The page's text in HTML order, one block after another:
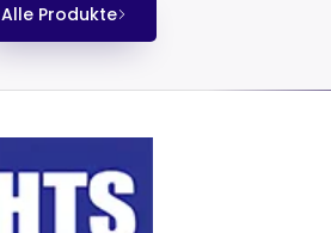
Alle Produkte